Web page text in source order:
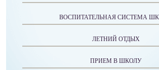
ВОСПИТАТЕЛЬНАЯ СИСТЕМА
ЛЕТНИЙ ОТДЫХ
ПРИЕМ В ШКОЛУ